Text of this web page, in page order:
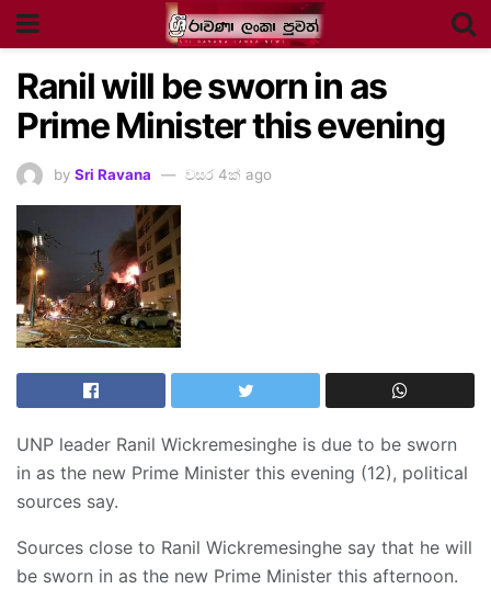
Ranil will be sworn in as
Prime Minister this evening
by Sri Ravana වසර 4ක් ago
UNP leader Ranil Wickremesinghe is due to be sworn
in as the new Prime Minister this evening (12), political
sources say.
Sources close to Ranil Wickremesinghe say that he will
be sworn in as the new Prime Minister this afternoon.